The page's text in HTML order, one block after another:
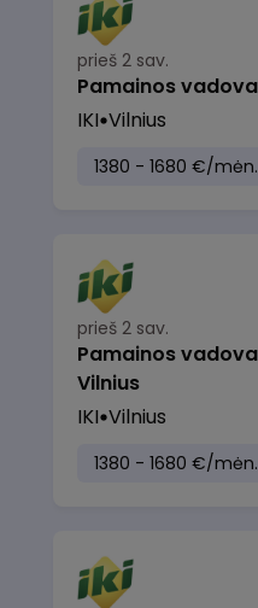
prieš 2 sav.
Pamainos
IKI Vilnius
1380 - 1680 €/mėn.
prieš 2 sav.
Pamainos
Vilnius
IKI Vilnius
1380 - 1680 €/mėn.